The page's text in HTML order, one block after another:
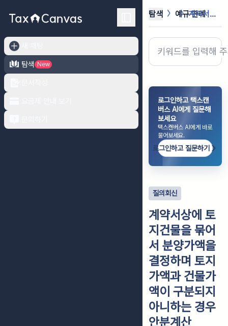
탐색
New
탐색 예규·판례 계약서상에 토지건물을 묶어서 분양가액...
로그인하고 택스캔
버스 AI에게 질문해
보세요
택스캔버스 AI에게 바로
물어보세요.
로그인하고 질문하기
질의회신
계약서상에 토
지건물을 묶어
서 분양가액을
결정하며 토지
가액과 건물가
액이 구분되지
아니하는 경우
안분계산